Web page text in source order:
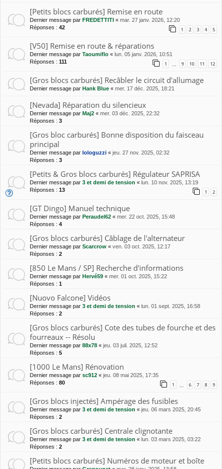
[Petits blocs carburés] Remise en route
Dernier message par FREDETTITI « mar. 27 janv. 2026, 12:20
Réponses : 42 1 2 3 4 5
[V50] Remise en route & réparations
Dernier message par Taoumiflo « lun. 05 janv. 2026, 10:51
Réponses : 111 1 9 10 11 12
[Gros blocs carburés] Recâbler le circuit d'allumage
Dernier message par Hank Blue « mer. 17 déc. 2025, 18:21
[Nevada] Réparation du silencieux
Dernier message par Maj2 « mer. 03 déc. 2025, 22:32
Réponses : 3
[Gros bloc carburés] Bonne disposition du faisceau
principal
Dernier message par lologuzzi « jeu. 27 nov. 2025, 02:32
Réponses : 3
[Petits & Gros blocs carburés] Régulateur SAPRISA
Dernier message par 3 et demi de tension « lun. 10 nov. 2025, 13:19
Réponses : 13 1 2
[GT Dingo] Manuel technique
Dernier message par Peraudel62 « mer. 22 oct. 2025, 15:48
Réponses : 4
[Gros blocs carburés] Câblage de l'alternateur
Dernier message par Scarcrow « ven. 03 oct. 2025, 12:17
Réponses : 2
[850 Le Mans / SP] Recherche d'informations
Dernier message par Hervé59 « mer. 01 oct. 2025, 15:22
Réponses : 1
[Nuovo Falcone] Vidéos
Dernier message par 3 et demi de tension « lun. 01 sept. 2025, 16:58
Réponses : 2
[Gros blocs carburés] Cote des tubes de fourche et des
fourreaux -- Résolu
Dernier message par 88x78 « jeu. 03 juil. 2025, 12:52
Réponses : 5
[1000 Le Mans] Rénovation
Dernier message par sc912 « jeu. 08 mai 2025, 17:35
Réponses : 80 1 6 7 8 9
[Gros blocs injectés] Ampérage des fusibles
Dernier message par 3 et demi de tension « jeu. 06 mars 2025, 20:45
Réponses : 2
[Gros blocs carburés] Centrale clignotante
Dernier message par 3 et demi de tension « lun. 03 mars 2025, 03:22
Réponses : 2
[Petits blocs carburés] Numéros de moteur et boîte